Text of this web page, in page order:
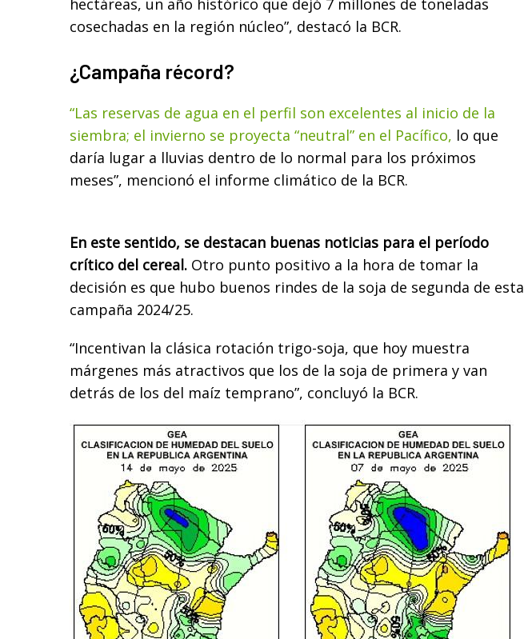
cosechadas en la región núcleo”, destacó la BCR.
¿Campaña récord?
“Las reservas de agua en el perfil son excelentes al inicio de la
siembra; el invierno se proyecta “neutral” en el Pacífico, lo que
daría lugar a lluvias dentro de lo normal para los próximos
meses”, mencionó el informe climático de la BCR.
En este sentido, se destacan buenas noticias para el período
crítico del cereal. Otro punto positivo a la hora de tomar la
decisión es que hubo buenos rindes de la soja de segunda de esta
campaña 2024/25.
“Incentivan la clásica rotación trigo-soja, que hoy muestra
márgenes más atractivos que los de la soja de primera y van
detrás de los del maíz temprano”, concluyó la BCR.